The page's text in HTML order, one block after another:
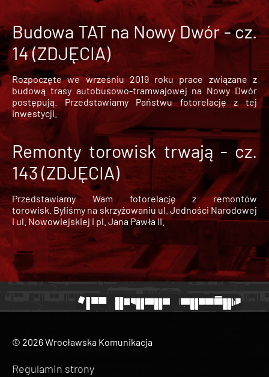
Budowa TAT na Nowy Dwór - cz.
14 (ZDJĘCIA)
Rozpoczęte we wrześniu 2019 roku prace związane z
budową trasy autobusowo-tramwajowej na Nowy Dwór
postępują. Przedstawiamy Państwu fotorelację z tej
inwestycji.
Remonty torowisk trwają - cz.
143 (ZDJĘCIA)
Przedstawiamy Wam fotorelację z remontów
torowisk. Byliśmy na skrzyżowaniu ul. Jedności Narodowej
i ul. Nowowiejskiej i pl. Jana Pawła II.
© 2026 Wrocławska Komunikacja
Regulamin strony